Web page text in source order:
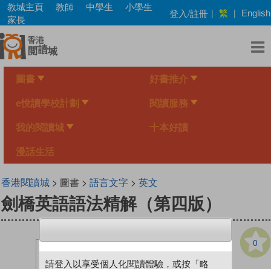
Skip
main
content
教城主頁 教師 中學生
小學生
家長
登入/註冊 | 繁 | English
圖書 好書推介
e悅讀學校計劃 閱讀服務
我的閱讀城 十本好讀
漫話生活
香港閱讀城> 圖書 > 語言文字> 英文
劍橋英語語法精解（第四版）
0
請登入以享受個人化閱讀體驗，或按「略